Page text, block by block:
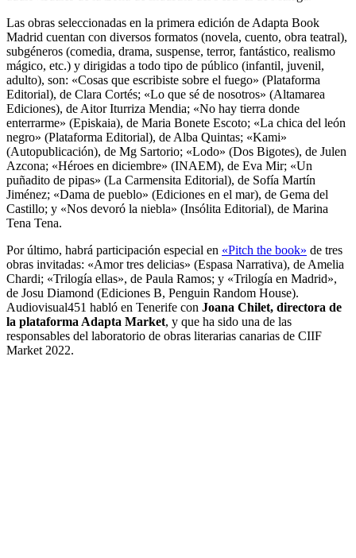
Las obras seleccionadas en la primera edición de Adapta Book
Madrid cuentan con diversos formatos (novela, cuento, obra teatral),
subgéneros (comedia, drama, suspense, terror, fantástico, realismo
mágico, etc.) y dirigidas a todo tipo de público (infantil, juvenil,
adulto), son: «Cosas que escribiste sobre el fuego» (Plataforma
Editorial), de Clara Cortés; «Lo que sé de nosotros» (Altamarea
Ediciones), de Aitor Iturriza Mendia; «No hay tierra donde
enterrarme» (Episkaia), de Maria Bonete Escoto; «La chica del león
negro» (Plataforma Editorial), de Alba Quintas; «Kami»
(Autopublicación), de Mg Sartorio; «Lodo» (Dos Bigotes), de Julen
Azcona; «Héroes en diciembre» (INAEM), de Eva Mir; «Un
puñadito de pipas» (La Carmensita Editorial), de Sofía Martín
Jiménez; «Dama de pueblo» (Ediciones en el mar), de Gema del
Castillo; y «Nos devoró la niebla» (Insólita Editorial), de Marina
Tena Tena.
Por último, habrá participación especial en «Pitch the book» de tres
obras invitadas: «Amor tres delicias» (Espasa Narrativa), de Amelia
Chardi; «Trilogía ellas», de Paula Ramos; y «Trilogía en Madrid»,
de Josu Diamond (Ediciones B, Penguin Random House).
Audiovisual451 habló en Tenerife con Joana Chilet, directora de
la plataforma Adapta Market, y que ha sido una de las
responsables del laboratorio de obras literarias canarias de CIIF
Market 2022.